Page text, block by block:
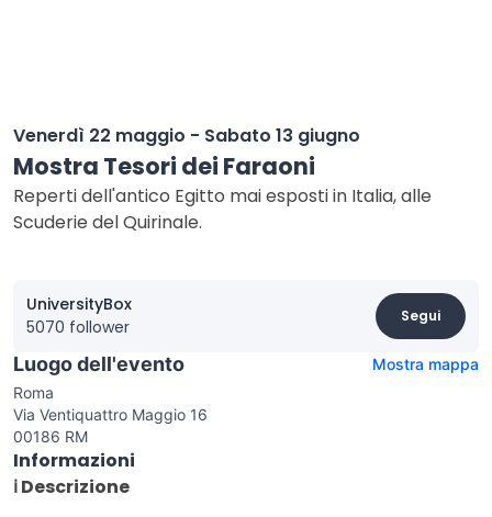
Venerdì 22 maggio - Sabato 13 giugno
Mostra Tesori dei Faraoni
Reperti dell'antico Egitto mai esposti in Italia, alle
Scuderie del Quirinale.
UniversityBox
5070 follower
Segui
Luogo dell'evento
Mostra mappa
Roma
Via Ventiquattro Maggio 16
00186 RM
Informazioni
ℹ️ Descrizione